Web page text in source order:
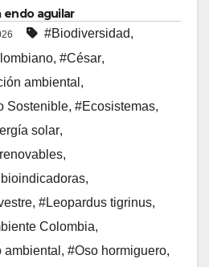
endo aguilar
#Biodiversidad,
, #César,
ambiental ,
Sostenible, #Ecosistemas,
solar,
,
,
, #Leopardus tigrinus,
Colombia,
, #Oso hormiguero,